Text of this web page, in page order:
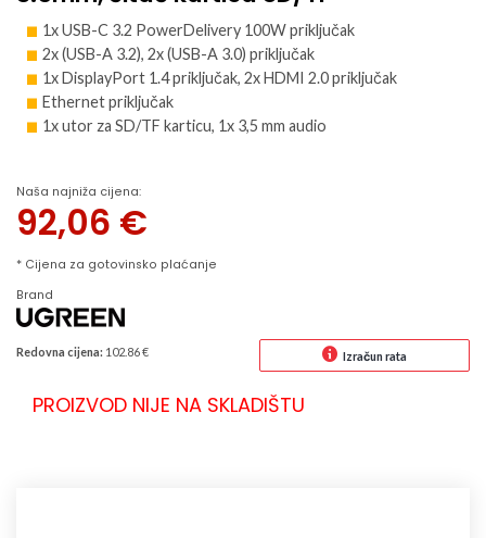
1x USB-C 3.2 PowerDelivery 100W priključak
2x (USB-A 3.2), 2x (USB-A 3.0) priključak
1x DisplayPort 1.4 priključak, 2x HDMI 2.0 priključak
Ethernet priključak
1x utor za SD/TF karticu, 1x 3,5 mm audio
Naša najniža cijena:
92,06 €
* Cijena za gotovinsko plaćanje
Brand
Redovna cijena: 102.86 € Izračun rata
PROIZVOD NIJE NA SKLADIŠTU